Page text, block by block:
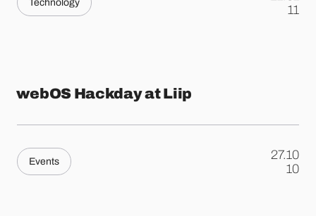
Technology
.11
webOS Hackday at Liip
Events
27.10
.10